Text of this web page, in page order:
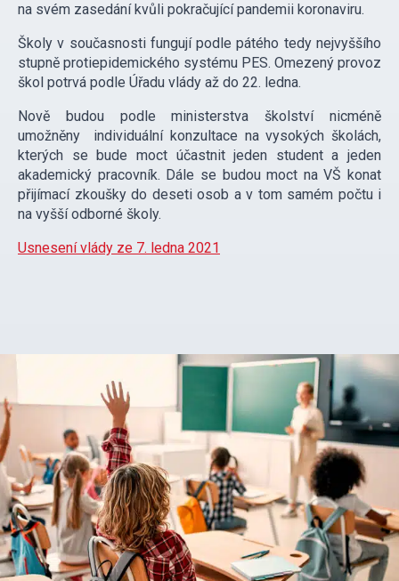
na svém zasedání kvůli pokračující pandemii koronaviru.
Školy v současnosti fungují podle pátého tedy nejvyššího
stupně protiepidemického systému PES. Omezený provoz
škol potrvá podle Úřadu vlády až do 22. ledna.
Nově budou podle ministerstva školství nicméně
umožněny individuální konzultace na vysokých školách,
kterých se bude moct účastnit jeden student a jeden
akademický pracovník. Dále se budou moct na VŠ konat
přijímací zkoušky do deseti osob a v tom samém počtu i
na vyšší odborné školy.
Usnesení vlády ze 7. ledna 2021